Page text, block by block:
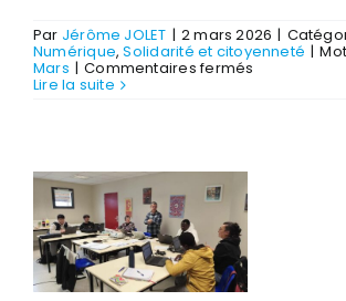
Par Jérôme JOLET | 2 mars 2026 |
Numérique,Solidarité et citoyenneté |
Mars | Commentaires fermés
Lire la suite